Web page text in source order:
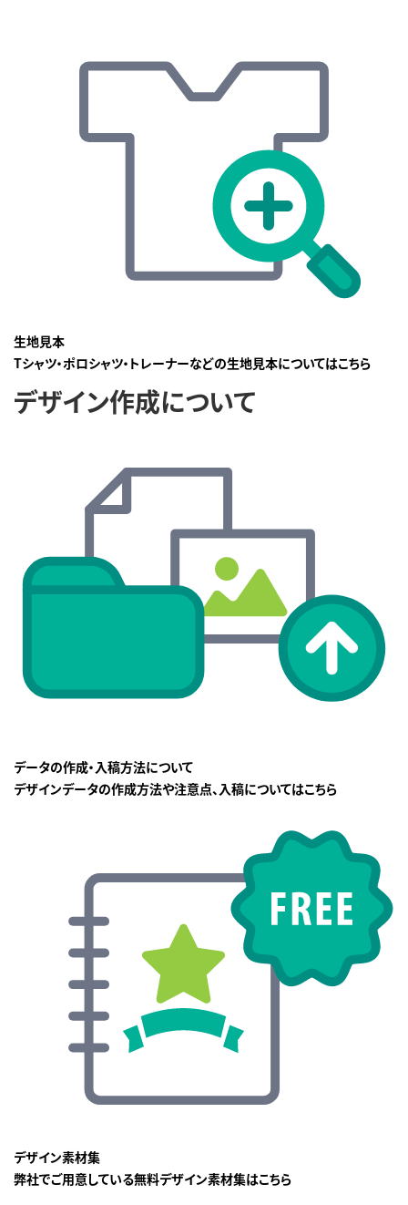
生地見本
Tシャツ・ポロシャツ・トレーナーなどの生地見本についてはこちら
デザイン作成について
データの作成・入稿方法について
デザインデータの作成方法や注意点、入稿についてはこちら
デザイン素材集
弊社でご用意している無料デザイン素材集はこちら